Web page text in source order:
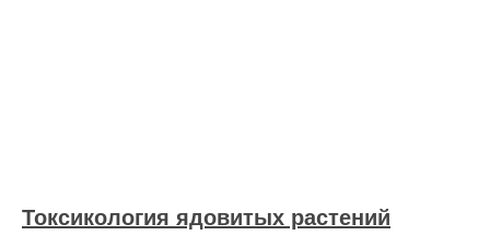
Токсикология ядовитых растений